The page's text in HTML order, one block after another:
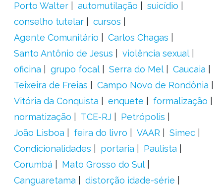
Porto Walter
automutilação
suicídio
conselho tutelar
cursos
Agente Comunitário
Carlos Chagas
Santo Antônio de Jesus
violência sexual
oficina
grupo focal Serra do Mel
Caucaia
Teixeira de Freias
Campo Novo de Rondônia
Vitória da Conquista
enquete
formalização
normatização
TCE-RJ
Petrópolis
João Lisboa
feira do livro VAAR
Simec
Condicionalidades
portaria
Paulista
Corumbá
Mato Grosso do Sul
Canguaretama
distorção idade-série